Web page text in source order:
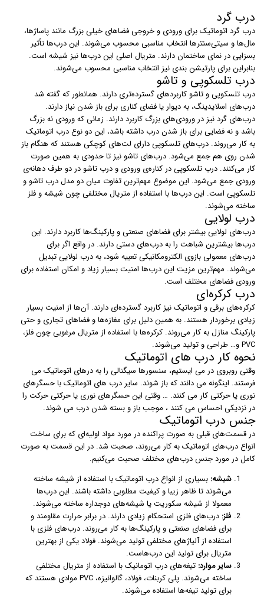
درب گرد
درب‌ گرد اتوماتیک برای ورودی و خروجی فضاهای خیلی بزرگ مانند پاساژ‌ها،
مال‌ها و سیتی‌سنترها انتخاب مناسبی محسوب می‌شوند. این درب‌ها تأثیر
بسزایی در نمای ساختمان دارند. متریال اصلی این درب‌ها نیز شیشه است.
بنابراین برای پارتیشن بندی نیز انتخاب مناسبی محسوب می‌شوند.
درب تلسکوپی و تاشو
درب‌ تلسکوپی و تاشو کاربردهای گسترده‌تری دارند. همانطور که گفته شد
درب‌های اسلایدینگ، به دیوار یا فضای کناری برای باز شدن نیاز دارند.
درب‌های گرد نیز در ورودی‌های بزرگ کاربرد دارند. زمانی که ورودی نه بزرگ
باشد و نه فضایی برای باز شدن درب داشته باشد، این دو نوع درب اتوماتیک
به کار می‌روند. درب‌های تلسکوپی دارای لت‌های کوچکی هستند که هنگام باز
شدن روی هم جمع می‌شود. درب‌های تاشو نیز تا حدودی به همین صورت
کار می‌کنند. درب تلسکوپی در کناره‌ی ورودی و درب تاشو در دو طرف دهانه‌ی
ورودی جمع می‌شود. این موضوع مهم‌ترین تفاوت میان دو مدل درب تاشو و
تلسکوپی است. این درب‌ها با استفاده از متریال مختلفی چون شیشه و فلز
ساخته می‌شوند.
درب لولایی
درب‌های لولایی بیشتر برای فضاهای صنعتی و پارکینگ‌ها کاربرد دارند. این
درب‌ها بیشترین شباهت را به درب‌های دستی دارند. در واقع اگر برای
درب‌های معمولی بازوی الکترومکانیکی تعبیه شود، به درب لولایی تبدیل
می‌شوند. مهم‌ترین مزیت این درب‌ها امنیت بسیار زیاد و امکان استفاده برای
ورودی فضاهای مختلف است.
درب کرکره‌ای
کرکره‌های برقی و اتوماتیک نیز کاربرد گسترده‌ای دارند. آن‌ها از امنیت بسیار
زیادی برخوردار هستند. به همین دلیل برای مغازه‌ها و فضاهای تجاری و حتی
پارکینگ منازل به کار می‌روند. کرکره‌ها با استفاده از متریال مرغوبی چون فلز،
PVC و… طراحی و تولید می‌شوند.
نحوه کار درب های اتوماتیک
وقتی روبروی در می ایستیم، سنسورها سیگنالی را به درهای اتوماتیک می
فرستند. اینگونه می دانند که باز شوند. سایر درب های اتوماتیک با حسگرهای
نوری یا حرکتی کار می کنند. … وقتی این حسگرهای نوری یا حرکتی حرکت را
در نزدیکی احساس می کنند ، موجب باز و بسته شدن درب می شوند.
جنس درب اتوماتیک
در قسمت‌های قبلی به صورت پراکنده در مورد مواد اولیه‌ای که برای ساخت
انواع درب‌های اتوماتیک به کار می‌روند،‌ صحبت شد. در این قسمت به صورت
کامل در مورد جنس درب‌های مختلف صحبت می‌کنیم.
شیشه: بسیاری از انواع درب اتوماتیک با استفاده از شیشه ساخته
می‌شوند تا ظاهر زیبا و کیفیت مطلوبی داشته باشند. این درب‌ها
معمولا از شیشه سکوریت یا شیشه‌های دوجداره ساخته می‌شوند.
فلز: درب‌های فلزی استحکام زیادی دارند. در برابر حرارت مقاومند و
برای فضاهای صنعتی و پارکینگ‌ها به کار می‌روند. درب‌های فلزی با
استفاده از آلیاژهای مختلفی تولید می‌شوند. فولاد یکی از بهترین
متریال برای تولید این درب‌هاست.
سایر موارد: تیغه‌های درب اتومانیک با استفاده از متریال مختلفی
ساخته می‌شوند. پلی کربنات، فولاد، گالوانیزه، PVC موادی هستند که
برای تولید تیغه‌ها استفاده می‌شوند.